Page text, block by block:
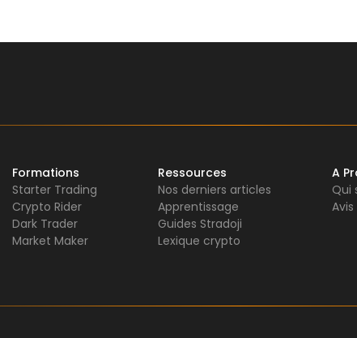
Formations
Starter Trading
Crypto Rider
Dark Trader
Market Maker
Ressources
Nos derniers articles
Apprentissage
Guides Stradoji
Lexique crypto
A
Qui